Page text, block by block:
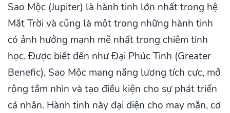
Sao Mộc (Jupiter) là hành tinh lớn nhất trong hệ
Mặt Trời và cũng là một trong những hành tinh
có ảnh hưởng mạnh mẽ nhất trong chiêm tinh
học. Được biết đến như Đại Phúc Tinh (Greater
Benefic), Sao Mộc mang năng lượng tích cực, mở
rộng tầm nhìn và tạo điều kiện cho sự phát triển
cá nhân. Hành tinh này đại diện cho may mắn, cơ